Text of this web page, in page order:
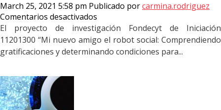
March 25, 2021 5:58 pm Publicado porcarmina.rodriguez
Comentarios desactivados
Convocatoria
Tesista
2021:
El proyecto de investigación Fondecyt de Iniciación
11201300 “Mi nuevo amigo el robot social: Comprendiendo
gratificaciones y determinando condiciones para...